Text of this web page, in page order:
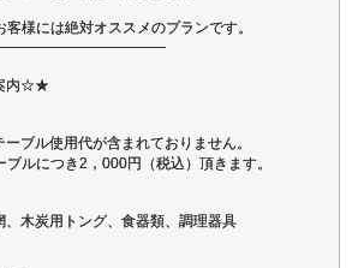
様には絶対オススメのプランです。
内☆★
ブル使用代が含まれておりません。
ルにつき2，000円（税込）頂きます。
木炭用トング、食器類、調理器具